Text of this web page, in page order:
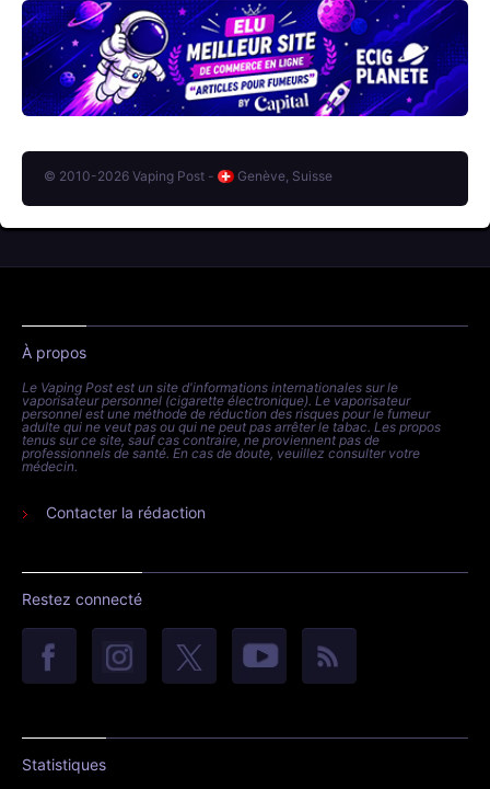
© 2010-2026 Vaping Post - Genève, Suisse
À propos
Le Vaping Post est un site d'informations internationales sur le
vaporisateur personnel (cigarette électronique). Le vaporisateur
personnel est une méthode de réduction des risques pour le fumeur
adulte qui ne veut pas ou qui ne peut pas arrêter le tabac. Les propos
tenus sur ce site, sauf cas contraire, ne proviennent pas de
professionnels de santé. En cas de doute, veuillez consulter votre
médecin.
Contacter la rédaction
Restez connecté
Statistiques